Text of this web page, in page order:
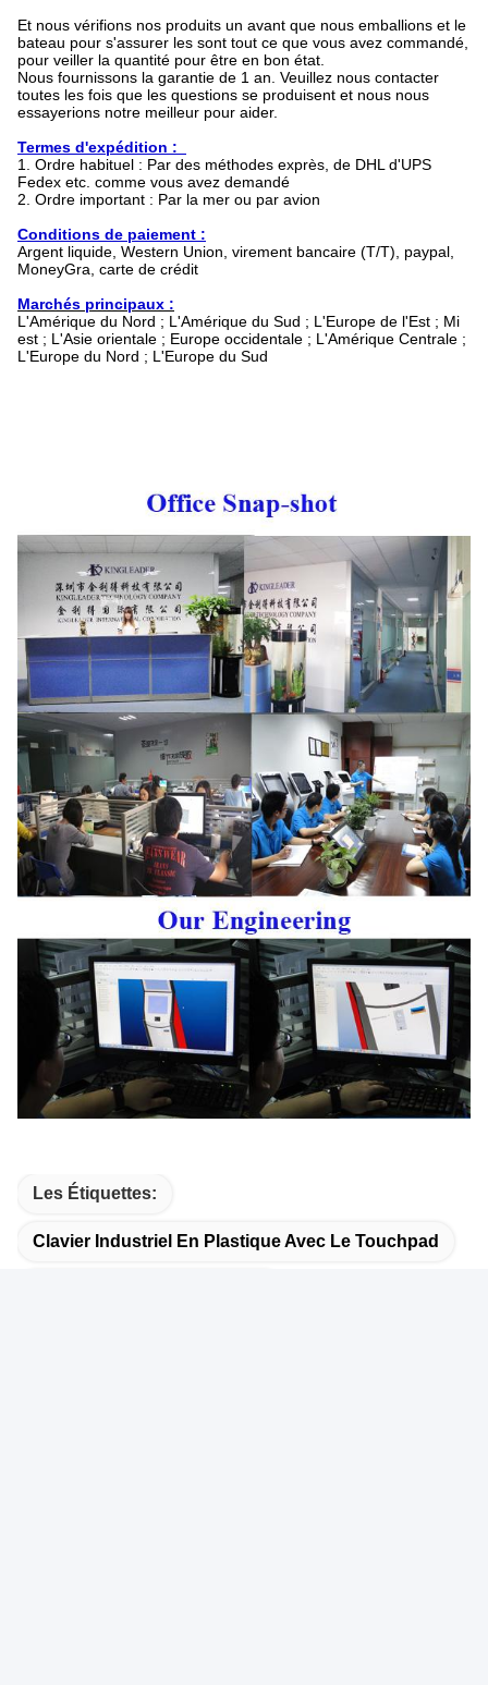
Et nous vérifions nos produits un avant que nous emballions et le
bateau pour s'assurer les sont tout ce que vous avez commandé,
pour veiller la quantité pour être en bon état.
Nous fournissons la garantie de 1 an. Veuillez nous contacter
toutes les fois que les questions se produisent et nous nous
essayerions notre meilleur pour aider.
Termes d'expédition :
1. Ordre habituel : Par des méthodes exprès, de DHL d'UPS
Fedex etc. comme vous avez demandé
2. Ordre important : Par la mer ou par avion
Conditions de paiement :
Argent liquide, Western Union, virement bancaire (T/T), paypal,
MoneyGra, carte de crédit
Marchés principaux :
L'Amérique du Nord ; L'Amérique du Sud ; L'Europe de l'Est ; Mi
est ; L'Asie orientale ; Europe occidentale ; L'Amérique Centrale ;
L'Europe du Nord ; L'Europe du Sud
Les Étiquettes:
Clavier Industriel En Plastique Avec Le Touchpad